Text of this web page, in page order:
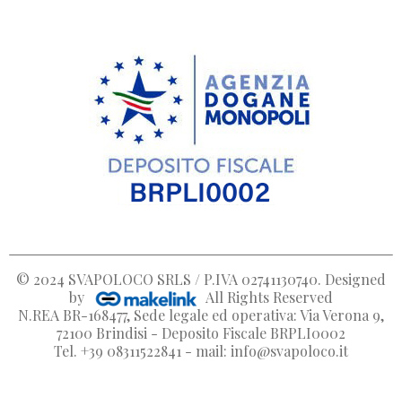
© 2024 SVAPOLOCO SRLS / P.IVA 02741130740. Designed
by
All Rights Reserved
N.REA BR-168477, Sede legale ed operativa: Via Verona 9,
72100 Brindisi - Deposito Fiscale BRPLI0002
Tel. +39 08311522841 - mail: info@svapoloco.it